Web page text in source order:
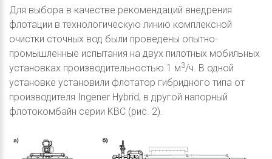
Для выбора в качестве рекомендаций внедрения
флотации в технологическую линию комплексной
очистки сточных вод были проведены опытно-
промышленные испытания на двух пилотных мобильных
установках производительностью 1 м3/ч. В одной
установке установили флотатор гибридного типа от
производителя Ingener Hybrid, в другой напорный
флотокомбайн серии KBC (рис. 2).